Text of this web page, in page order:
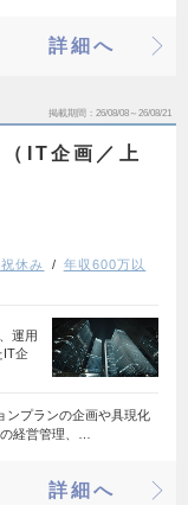
詳細へ
掲載期間 26/08/08～26/08/21
IT企画／上
休み
年収600万以
運用
IT企
ンプランの企画や具現化
経営管理、…
詳細へ